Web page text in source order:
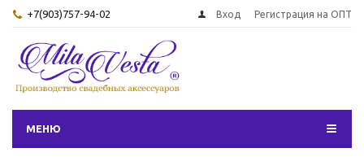
+7(903)757-94-02 Вход Регистрация на ОПТ
МЕНЮ